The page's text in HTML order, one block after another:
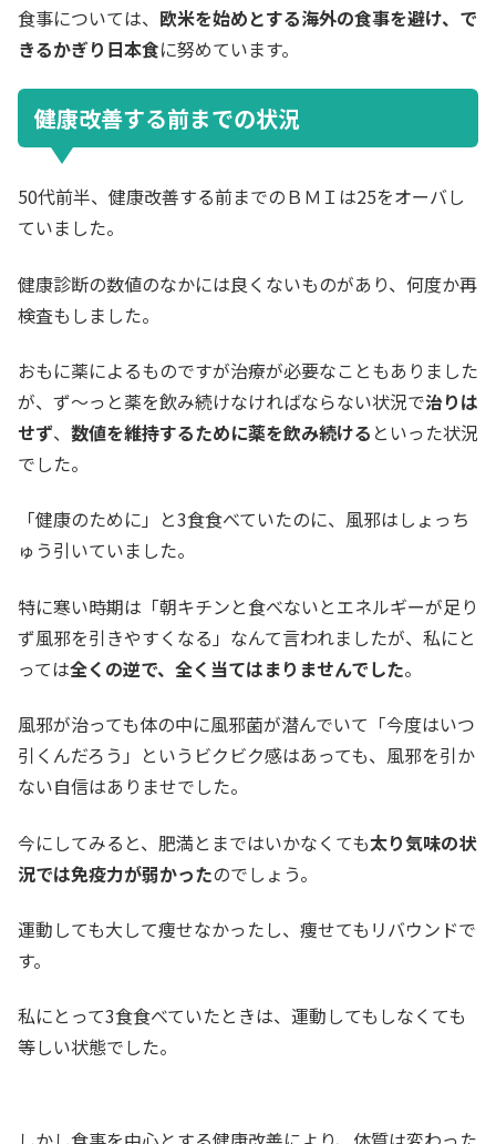
食事については、 欧米を始めとする海外の食事を避け、で
きるかぎり日本食に努めています。
健康改善する前までの状況
50代前半、健康改善する前までのＢＭＩは25をオーバし
ていました。
健康診断の数値のなかには良くないものがあり、何度か再
検査もしました。
おもに薬によるものですが治療が必要なこともありました
が、ず～っと薬を飲み続けなければならない状況で治りは
せず、 数値を維持するために薬を飲み続ける といった状況
でした。
「健康のために」と3食食べていたのに、風邪はしょっち
ゅう引いていました。
特に寒い時期は「朝キチンと食べないとエネルギーが足り
ず風邪を引きやすくなる」なんて言われましたが、私にと
っては全くの逆で、全く当てはまりませんでした。
風邪が治っても体の中に風邪菌が潜んでいて「今度はいつ
引くんだろう」というビクビク感はあっても、風邪を引か
ない自信はありませでした。
今にしてみると、肥満とまではいかなくても太り気味の状
況では免疫力が弱かったのでしょう。
運動しても大して痩せなかったし、痩せてもリバウンドで
す。
私にとって3食食べていたときは、運動してもしなくても
等しい状態でした。